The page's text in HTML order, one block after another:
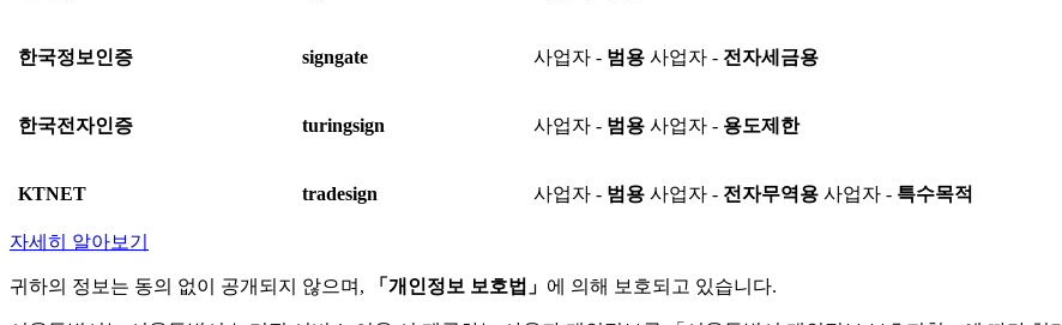
한국정보인증 signgate 사업자 - 범용 사업자 - 전자세금용
한국전자인증 turingsign 사업자 - 범용 사업자 - 용도제한
KTNET tradesign 사업자 - 범용 사업자 - 전자무역용 사업자 - 특수목적
자세히 알아보기
귀하의 정보는 동의 없이 공개되지 않으며, 「개인정보 보호법」 에 의해 보호되고 있습니다.